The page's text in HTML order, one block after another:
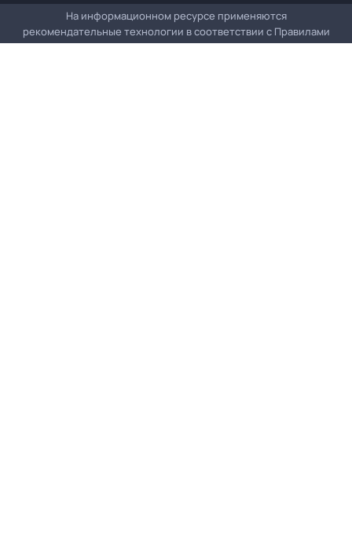
На информационном ресурсе применяются
рекомендательные технологии в соответствии с Правилами